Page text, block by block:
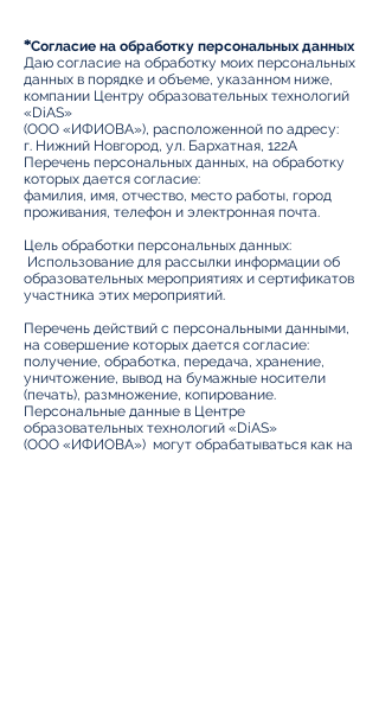
*Согласие на обработку персональных данных
Даю согласие на обработку моих персональных
данных в порядке и объеме, указанном ниже,
компании Центру образовательных технологий
«DiAS»
(ООО «ИФИОВА»), расположенной по адресу:
г. Нижний Новгород, ул. Бархатная, 122А
Перечень персональных данных, на обработку
которых дается согласие:
фамилия, имя, отчество, место работы, город
проживания, телефон и электронная почта.
Цель обработки персональных данных:
Использование для рассылки информации об
образовательных мероприятиях и сертификатов
участника этих мероприятий.
Перечень действий с персональными данными,
на совершение которых дается согласие:
получение, обработка, передача, хранение,
уничтожение, вывод на бумажные носители
(печать), размножение, копирование.
Персональные данные в Центре
образовательных технологий «DiAS»
(ООО «ИФИОВА») могут обрабатываться как на